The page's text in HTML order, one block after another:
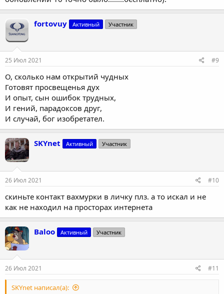
fortovuy Активный Участник
25 Июл 2021 #9
О, сколько нам открытий чудных
Готовят просвещенья дух
И опыт, сын ошибок трудных,
И гений, парадоксов друг,
И случай, бог изобретател.
SKYnet Активный Участник
26 Июл 2021 #10
скиньте контакт вахмурки в личку плз. а то искал и не
как не находил на просторах интернета
Baloo Активный Участник
26 Июл 2021 #11
SKYnet написал(а):